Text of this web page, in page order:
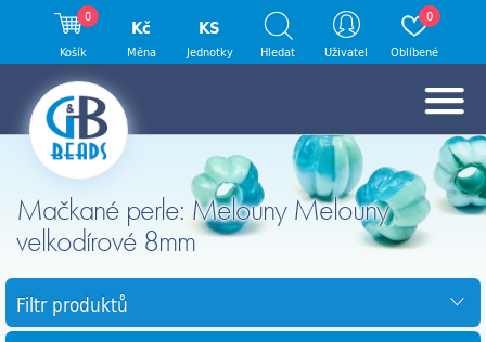
Mačkané perle: Melouny Melouny
velkodírové 8mm
Filtr produktů
0
Košík
Kč
Měna
KS
Jednotky Hledat Uživatel
0
Oblíbené